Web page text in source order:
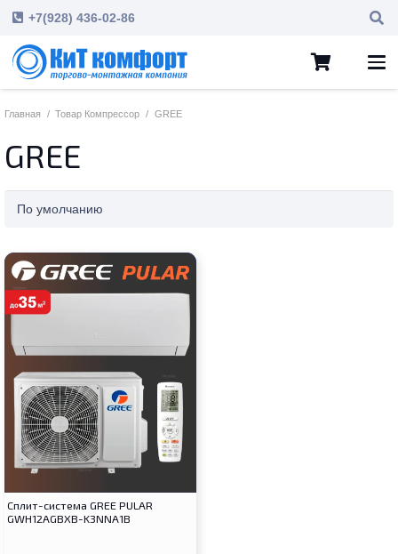
+7(928) 436-02-86
Главная / Товар Компрессор / GREE
GREE
Cплит-система GREE PULAR
GWH12AGBXB-K3NNA1B